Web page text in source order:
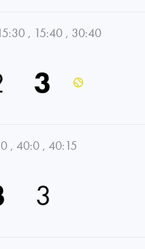
, 15:40 , 30:40
3
, 40:0 , 40:15
3